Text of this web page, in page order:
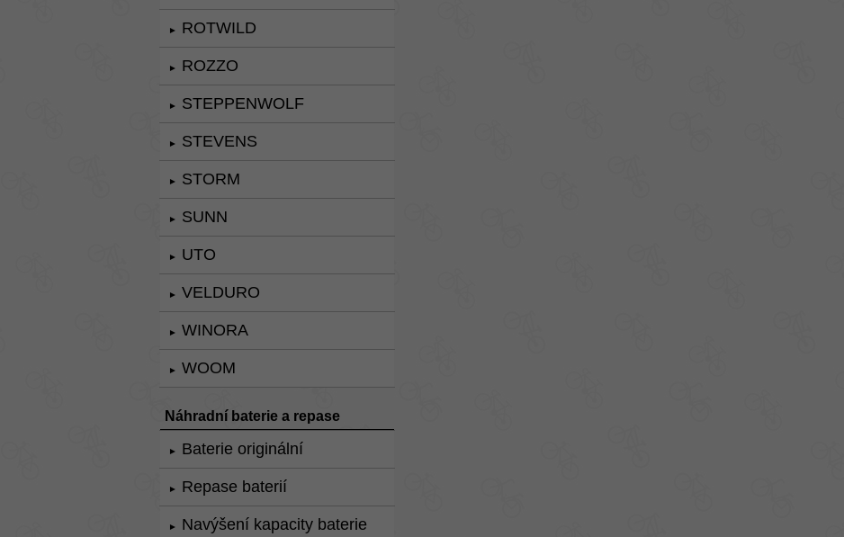
► ROTWILD
► ROZZO
► STEPPENWOLF
► STEVENS
► STORM
► SUNN
► UTO
► VELDURO
► WINORA
► WOOM
Náhradní baterie a repase
► Baterie originální
► Repase baterií
► Navýšení kapacity baterie